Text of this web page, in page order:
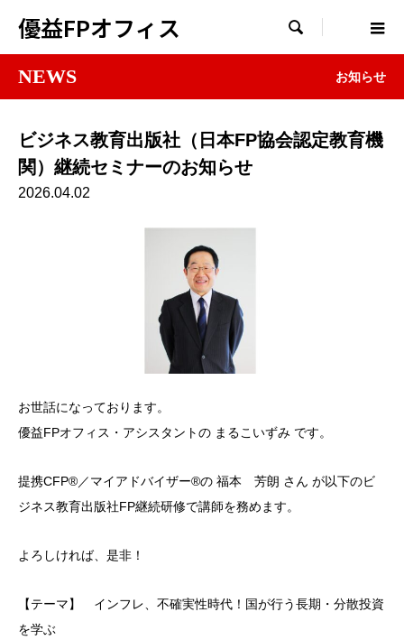
優益FPオフィス 
NEWS お知らせ
ビジネス教育出版社（日本FP協会認定教育機
関）継続セミナーのお知らせ
2026.04.02
お世話になっております。
優益FPオフィス・アシスタントの まるこいずみ です。
提携CFP®／マイアドバイザー®の 福本 芳朗 さん が以下のビ
ジネス教育出版社FP継続研修で講師を務めます。
よろしければ、是非！
【テーマ】 インフレ、不確実性時代！国が行う長期・分散投資
を学ぶ